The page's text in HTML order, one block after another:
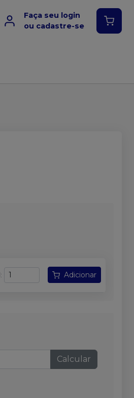
Faça seu login
ou cadastre-se
: Adicionar
Calcular